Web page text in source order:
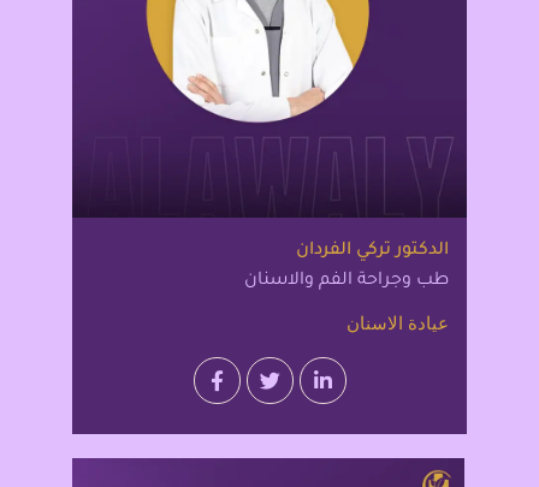
الدكتور تركي الفردان
طب وجراحة الفم والاسنان
عيادة الاسنان